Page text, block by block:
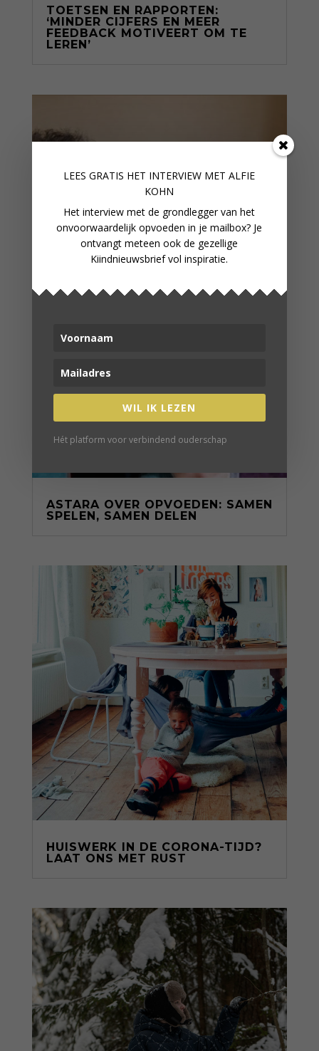
TOETSEN EN RAPPORTEN:
‘MINDER CIJFERS EN MEER
FEEDBACK MOTIVEERT OM TE
LEREN’
ASTARA OVER OPVOEDEN: SAMEN
SPELEN, SAMEN DELEN
HUISWERK IN DE CORONA-TIJD?
LAAT ONS MET RUST
LEES GRATIS HET INTERVIEW MET ALFIE
KOHN
Het interview met de grondlegger van het
onvoorwaardelijk opvoeden in je mailbox? Je
ontvangt meteen ook de gezellige
Kiindnieuwsbrief vol inspiratie.
WIL IK LEZEN
Hét platform voor verbindend ouderschap